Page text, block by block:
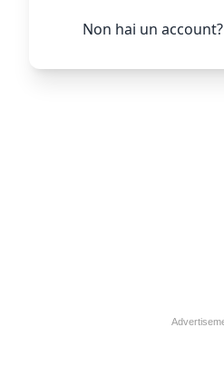
Non hai un account?